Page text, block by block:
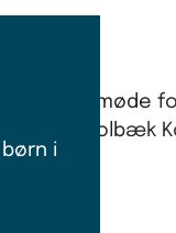
i
kan du møde
i Holbæk